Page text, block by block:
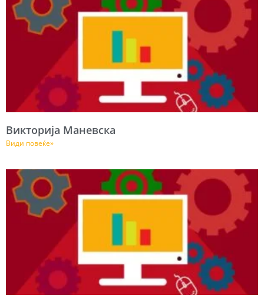
Викторија Маневска
Види повеќе»